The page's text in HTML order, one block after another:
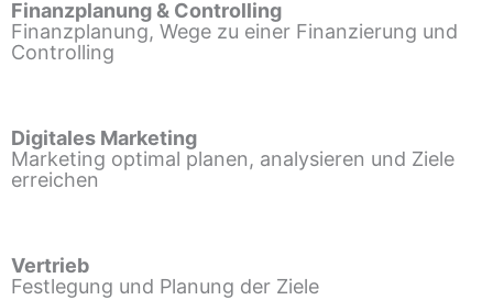
Finanzplanung & Controlling
Finanzplanung, Wege zu einer Finanzierung und
Controlling
Digitales Marketing
Marketing optimal planen, analysieren und Ziele
erreichen
Vertrieb
Festlegung und Planung der Ziele